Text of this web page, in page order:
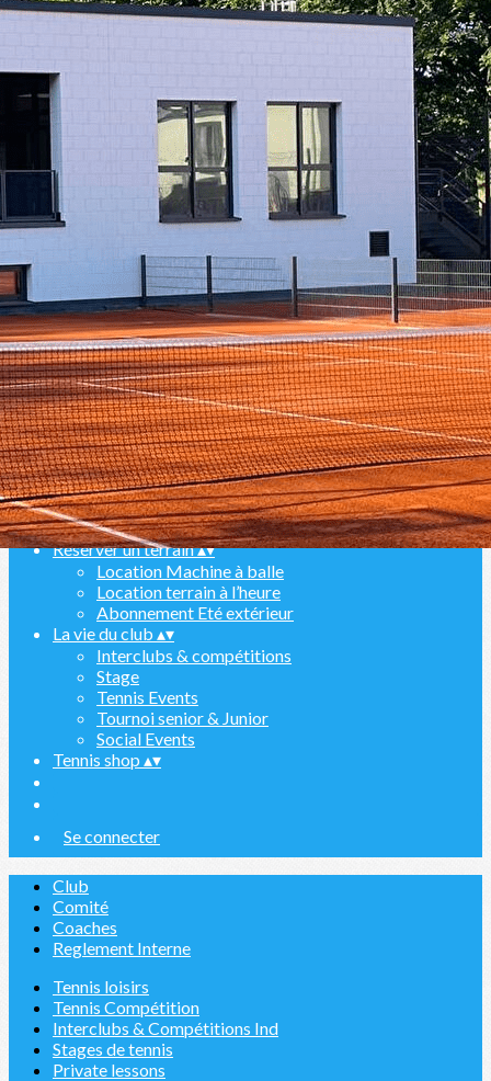
Exporter les lignes sélectionnées
Exporter toutes les colonnes
Exporter uniquement les colonnes affichées
Menu
Ajoutez un logo, un bouton, des réseaux sociaux
Cliquez pour éditer
Contact
▾
TCS▴▾
Club
Comité
Coaches
Reglement Interne
Activités TENNIS▴▾
Tennis loisirs
Tennis Compétition
Interclubs & Compétitions Ind
Stages de tennis
Private lessons
Activités FITNESS▴▾
Réserver un terrain▴▾
Location Machine à balle
Location terrain à l’heure
Abonnement Eté extérieur
La vie du club ▴▾
Interclubs & compétitions
Stage
Tennis Events
Tournoi senior & Junior
Social Events
Tennis shop ▴▾
Se connecter
Club
Comité
Coaches
Reglement Interne
Tennis loisirs
Tennis Compétition
Interclubs & Compétitions Ind
Stages de tennis
Private lessons